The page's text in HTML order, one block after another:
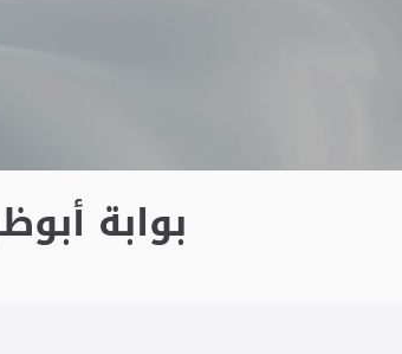
بوابة